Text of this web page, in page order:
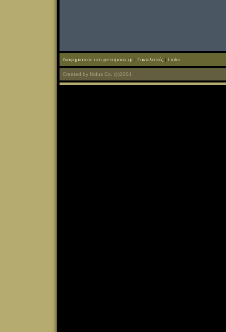
Διαφημιστείτε στο pezoporia.gr | Συντελεστές | Links
Created by Nidus Co. (c)2004